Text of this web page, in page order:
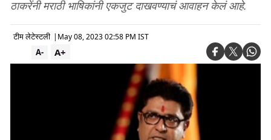
ठाकरेंनी मराठी भाषिकांनी एकजुट दाखवण्याचं आवाहन केलं आहे.
टीम लेटेस्टली | May 08, 2023 02:58 PM IST
A+
A-